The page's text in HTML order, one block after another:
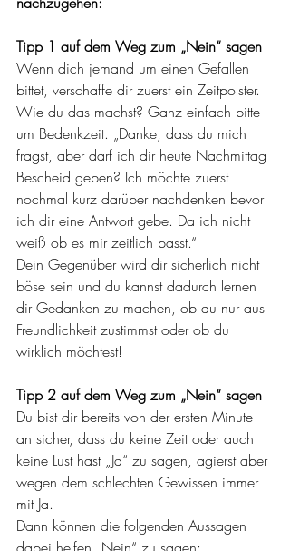
Tipp 1 auf dem Weg zum „Nein“ sagen
Wenn dich jemand um einen Gefallen
bittet, verschaffe dir zuerst ein Zeitpolster.
Wie du das machst? Ganz einfach bitte
um Bedenkzeit. „Danke, dass du mich
fragst, aber darf ich dir heute Nachmittag
Bescheid geben? Ich möchte zuerst
nochmal kurz darüber nachdenken bevor
ich dir eine Antwort gebe. Da ich nicht
weiß ob es mir zeitlich passt.“
Dein Gegenüber wird dir sicherlich nicht
böse sein und du kannst dadurch lernen
dir Gedanken zu machen, ob du nur aus
Freundlichkeit zustimmst oder ob du
wirklich möchtest!
Tipp 2 auf dem Weg zum „Nein“ sagen
Du bist dir bereits von der ersten Minute
an sicher, dass du keine Zeit oder auch
keine Lust hast „Ja“ zu sagen, agierst aber
wegen dem schlechten Gewissen immer
mit Ja.
Dann können die folgenden Aussagen
dabei helfen „Nein“ zu sagen: